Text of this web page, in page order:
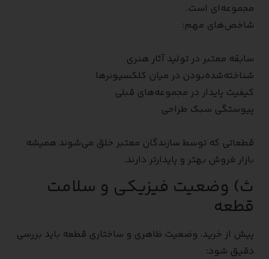
مجموعه‌ای است.
شاخص‌های مهم:
سابقه معتبر در تولید آثار هنری
شناخته‌شده‌بودن در میان کلکسیونرها
کیفیت پایدار در مجموعه‌های قبلی
پیوستگی سبک طراحی
قطعاتی که توسط سازندگان معتبر خلق می‌شوند همیشه
بازار فروش بهتر و پایدارتر دارند.
ث) وضعیت فیزیکی و سلامت
قطعه
پیش از خرید، وضعیت ظاهری و ساختاری قطعه باید بررسی
دقیق شود: